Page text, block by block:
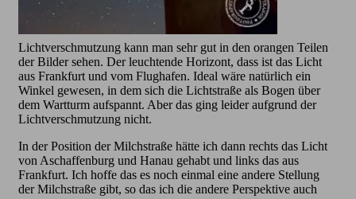
Lichtverschmutzung kann man sehr gut in den orangen Teilen
der Bilder sehen. Der leuchtende Horizont, dass ist das Licht
aus Frankfurt und vom Flughafen. Ideal wäre natürlich ein
Winkel gewesen, in dem sich die Lichtstraße als Bogen über
dem Wartturm aufspannt. Aber das ging leider aufgrund der
Lichtverschmutzung nicht.
In der Position der Milchstraße hätte ich dann rechts das Licht
von Aschaffenburg und Hanau gehabt und links das aus
Frankfurt. Ich hoffe das es noch einmal eine andere Stellung
der Milchstraße gibt, so das ich die andere Perspektive auch